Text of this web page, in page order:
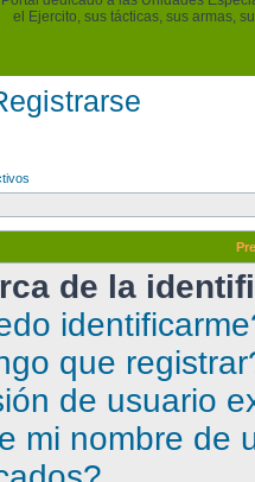
el Ejercito, sus tácticas, sus armas,
de la
que
de usuario
mi nombre de